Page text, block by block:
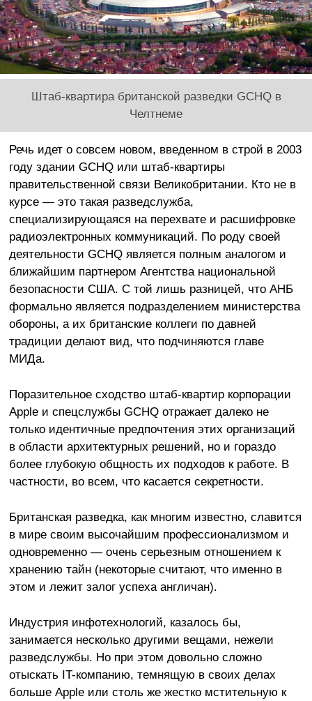
Штаб-квартира британской разведки GCHQ в
Челтнеме
Речь идет о совсем новом, введенном в строй в 2003
году здании GCHQ или штаб-квартиры
правительственной связи Великобритании. Кто не в
курсе — это такая разведслужба,
специализирующаяся на перехвате и расшифровке
радиоэлектронных коммуникаций. По роду своей
деятельности GCHQ является полным аналогом и
ближайшим партнером Агентства национальной
безопасности США. С той лишь разницей, что АНБ
формально является подразделением министерства
обороны, а их британские коллеги по давней
традиции делают вид, что подчиняются главе
МИДа.
Поразительное сходство штаб-квартир корпорации
Apple и спецслужбы GCHQ отражает далеко не
только идентичные предпочтения этих организаций
в области архитектурных решений, но и гораздо
более глубокую общность их подходов к работе. В
частности, во всем, что касается секретности.
Британская разведка, как многим известно, славится
в мире своим высочайшим профессионализмом и
одновременно — очень серьезным отношением к
хранению тайн (некоторые считают, что именно в
этом и лежит залог успеха англичан).
Индустрия инфотехнологий, казалось бы,
занимается несколько другими вещами, нежели
разведслужбы. Но при этом довольно сложно
отыскать IT-компанию, темнящую в своих делах
больше Apple или столь же жестко мстительную к